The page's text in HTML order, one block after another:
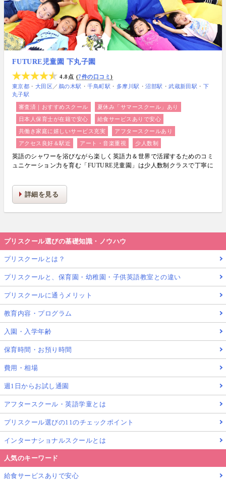
FUTURE児童園 下丸子園
4.8点
7件の口コミ
東京都
大田区 ／ 鵜の木駅 千鳥町駅 多摩川駅 沼部駅 武蔵新田駅
下
丸子駅
審査済｜おすすめスクール
夏休み「サマースクール」あり
日本人保育士が在籍で安心
給食サービスありで安心
共働き家庭に嬉しいサービス充実
アフタースクールあり
アクセス良好＆駅近
アート・音楽重視 少人数制
英語のシャワーを浴びながら楽しく英語力＆世界で活躍するためのコミ
ュニケーション力を育む「FUTURE児童園」は少人数制クラスで丁寧に
詳細を見る
プリスクール選びの基礎知識・ノウハウ
プリスクールとは？
プリスクールと、保育園・幼稚園・子供英語教室との違い
プリスクールに通うメリット
教育内容・プログラム
入園・入学年齢
保育時間・お預り時間
費用・相場
週1日からお試し通園
アフタースクール・英語学童とは
プリスクール選びの11のチェックポイント
インターナショナルスクールとは
人気のキーワード
給食サービスありで安心